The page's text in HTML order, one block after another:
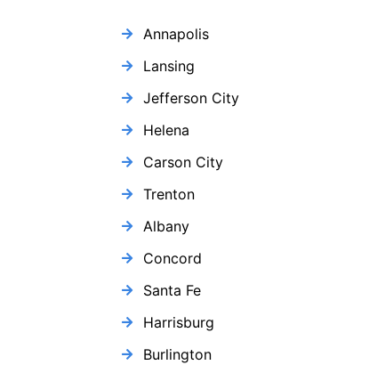
Annapolis
Lansing
Jefferson City
Helena
Carson City
Trenton
Albany
Concord
Santa Fe
Harrisburg
Burlington